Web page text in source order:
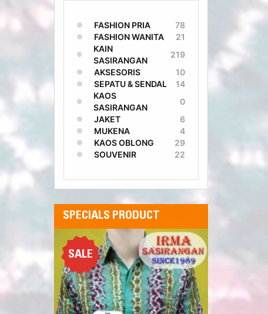
FASHION PRIA
78
FASHION WANITA
21
KAIN
SASIRANGAN
219
AKSESORIS
10
SEPATU & SENDAL
14
KAOS
SASIRANGAN
0
JAKET
6
MUKENA
4
KAOS OBLONG
29
SOUVENIR
22
SPECIALS PRODUCT
SALE